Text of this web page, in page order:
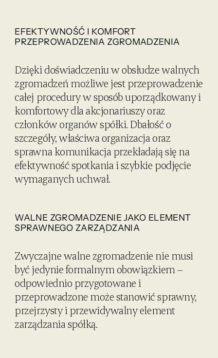
EFEKTYWNOŚĆ I KOMFORT
PRZEPROWADZENIA ZGROMADZENIA
Dzięki doświadczeniu w obsłudze walnych
zgromadzeń możliwe jest przeprowadzenie
całej procedury w sposób uporządkowany i
komfortowy dla akcjonariuszy oraz
członków organów spółki. Dbałość o
szczegóły, właściwa organizacja oraz
sprawna komunikacja przekładają się na
efektywność spotkania i szybkie podjęcie
wymaganych uchwał.
WALNE ZGROMADZENIE JAKO ELEMENT
SPRAWNEGO ZARZĄDZANIA
Zwyczajne walne zgromadzenie nie musi
być jedynie formalnym obowiązkiem –
odpowiednio przygotowane i
przeprowadzone może stanowić sprawny,
przejrzysty i przewidywalny element
zarządzania spółką.